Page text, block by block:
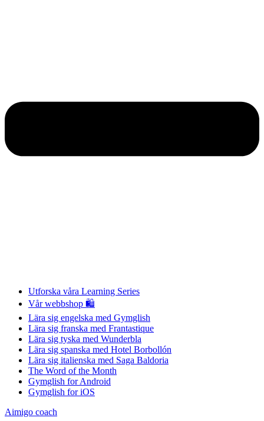
Utforska våra Learning Series
Vår webbshop 🛍
Lära sig engelska med Gymglish
Lära sig franska med Frantastique
Lära sig tyska med Wunderbla
Lära sig spanska med Hotel Borbollón
Lära sig italienska med Saga Baldoria
The Word of the Month
Gymglish for Android
Gymglish for iOS
Aimigo coach